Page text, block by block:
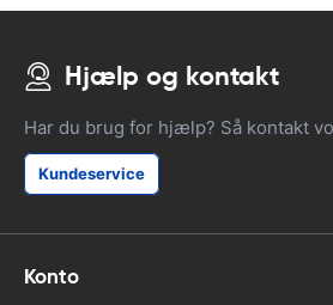
Hjælp og kontakt
Har du brug for hjælp? Så kontakt
Kundeservice
Konto